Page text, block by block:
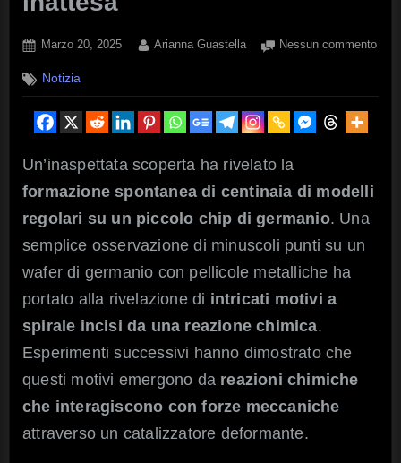
Posted
Marzo 20, 2025 By
Arianna Guastella Nessun commentosu
nel
Notizia
Un’inaspettata scoperta ha rivelato la
formazione spontanea di centinaia di modelli
regolari su un piccolo chip di germanio. Una
semplice osservazione di minuscoli punti su un
wafer di germanio con pellicole metalliche ha
portato alla rivelazione di intricati motivi a
spirale incisi da una reazione chimica.
Esperimenti successivi hanno dimostrato che
questi motivi emergono da reazioni chimiche
che interagiscono con forze meccaniche
attraverso un catalizzatore deformante.